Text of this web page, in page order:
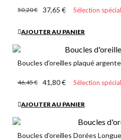
50,20 € 37,65 € Sélection
AJOUTER AU PANIER
Boucles d'oreilles plaqué
46,45 € 41,80 € Sélection
AJOUTER AU PANIER
Boucles d'oreilles Dorées